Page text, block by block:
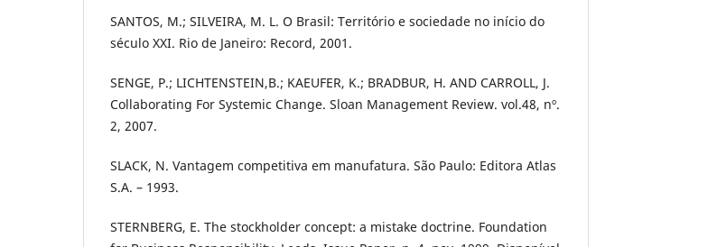
SANTOS, M.; SILVEIRA, M. L. O Brasil: Território e sociedade no início do
século XXI. Rio de Janeiro: Record, 2001.
SENGE, P.; LICHTENSTEIN,B.; KAEUFER, K.; BRADBUR, H. AND CARROLL, J.
Collaborating For Systemic Change. Sloan Management Review. vol.48, nº.
2, 2007.
SLACK, N. Vantagem competitiva em manufatura. São Paulo: Editora Atlas
S.A. – 1993.
STERNBERG, E. The stockholder concept: a mistake doctrine. Foundation